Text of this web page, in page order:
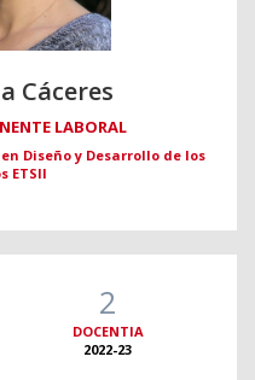
Cáceres
LABORAL
Diseño y Desarrollo de los
ETSII
2
DOCENTIA
2022-23